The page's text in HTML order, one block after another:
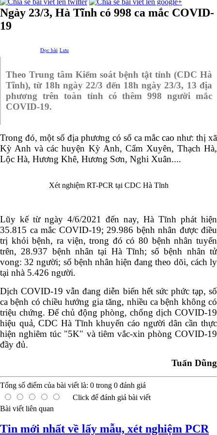
Ngày 23/3, Hà Tĩnh có 998 ca mắc COVID-
19
Đọc bài Lưu
Theo Trung tâm Kiểm soát bệnh tật tỉnh (CDC Hà
Tĩnh), từ 18h ngày 22/3 đến 18h ngày 23/3, 13 địa
phương trên toàn tỉnh có thêm 998 người mắc
COVID-19.
Trong đó, một số địa phương có số ca mắc cao như: thị xã
Kỳ Anh và các huyện Kỳ Anh, Cẩm Xuyên, Thạch Hà,
Lộc Hà, Hương Khê, Hương Sơn, Nghi Xuân....
Xét nghiệm RT-PCR tại CDC Hà Tĩnh
Lũy kế từ ngày 4/6/2021 đến nay, Hà Tĩnh phát hiện
35.815 ca mắc COVID-19; 29.986 bệnh nhân được điều
trị khỏi bệnh, ra viện, trong đó có 80 bệnh nhân tuyến
trên, 28.937 bệnh nhân tại Hà Tĩnh; số bệnh nhân tử
vong: 32 người; số bệnh nhân hiện đang theo dõi, cách ly
tại nhà 5.426 người.
Dịch COVID-19 vẫn đang diễn biến hết sức phức tạp, số
ca bệnh có chiều hướng gia tăng, nhiều ca bệnh không có
triệu chứng. Để chủ động phòng, chống dịch COVID-19
hiệu quả, CDC Hà Tĩnh khuyến cáo người dân cần thực
hiện nghiêm túc "5K" và tiêm vắc-xin phòng COVID-19
đầy đủ.
Tuấn Dũng
Tổng số điểm của bài viết là: 0 trong 0 đánh giá
Click để đánh giá bài viết
Bài viết liên quan
Tin mới nhất về lấy mẫu, xét nghiệm PCR